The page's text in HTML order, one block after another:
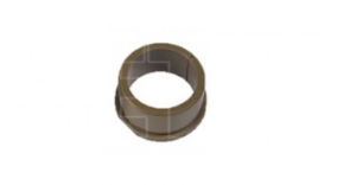
UPOREDI